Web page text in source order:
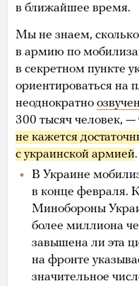
в ближайшее время.
Мы не знаем,
в армию по
в секретном пункте
ориентироваться на
неоднократно
300 тысяч человек, —
не кажется
с украинской армией.
В Украине
в конце февраля.
Минобороны
более миллиона
завышена ли эта
на фронте
значительное